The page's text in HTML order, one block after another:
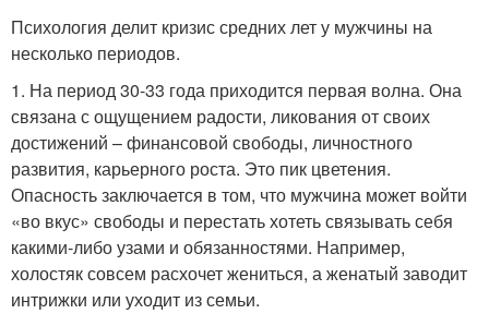
Психология делит кризис средних лет у мужчины на
несколько периодов.
1. На период 30-33 года приходится первая волна. Она
связана с ощущением радости, ликования от своих
достижений – финансовой свободы, личностного
развития, карьерного роста. Это пик цветения.
Опасность заключается в том, что мужчина может войти
«во вкус» свободы и перестать хотеть связывать себя
какими-либо узами и обязанностями. Например,
холостяк совсем расхочет жениться, а женатый заводит
интрижки или уходит из семьи.